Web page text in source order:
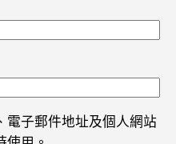
電子郵件地址及個人網站